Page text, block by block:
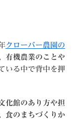
クローバー農園の
有機農業のことや
いる中で背中を押
化館のあり方や担
食のまちづくりか